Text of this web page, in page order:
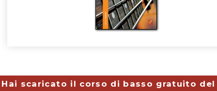
Hai scaricato il corso di basso gratuito del